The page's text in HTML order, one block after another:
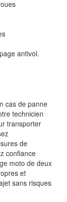
antivol.
cas de panne
technicien
transporter
de
confiance
moto de deux
et
sans risques